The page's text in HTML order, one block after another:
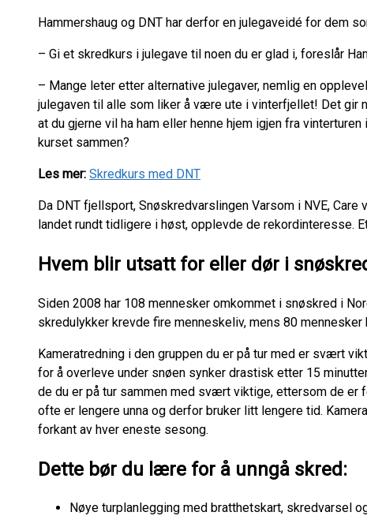
Hammershaug og DNT har derfor en julegaveidé for dem
– Gi et skredkurs i julegave til noen du er glad i, foreslår
– Mange leter etter alternative julegaver, nemlig en
julegaven til alle som liker å være ute i vinterfjellet! Det gir
at du gjerne vil ha ham eller henne hjem igjen fra
kurset sammen?
Les mer: Skredkurs med DNT
Da DNT fjellsport, Snøskredvarslingen Varsom i NVE,
landet rundt tidligere i høst, opplevde de rekordinteresse.
Hvem blir utsatt for eller dør i
Siden 2008 har 108 mennesker omkommet i snøskred i
skredulykker krevde fire menneskeliv, mens 80
Kameratredning i den gruppen du er på tur med er svært
for å overleve under snøen synker drastisk etter 15
de du er på tur sammen med svært viktige, ettersom de
ofte er lengere unna og derfor bruker litt lengere tid.
forkant av hver eneste sesong.
Dette bør du lære for å unngå skred:
Nøye turplanlegging med bratthetskart, skredvarsel